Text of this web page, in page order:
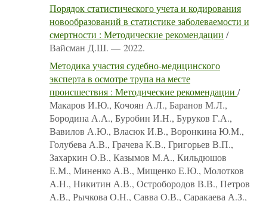
Порядок статистического учета и кодирования
новообразований в статистике заболеваемости и
смертности : Методические рекомендации /
Вайсман Д.Ш. — 2022.
Методика участия судебно-медицинского
эксперта в осмотре трупа на месте
происшествия : Методические рекомендации /
Макаров И.Ю., Кочоян А.Л., Баранов М.Л.,
Бородина А.А., Буробин И.Н., Буруков Г.А.,
Вавилов А.Ю., Власюк И.В., Воронкина Ю.М.,
Голубева А.В., Грачева К.В., Григорьев В.П.,
Захаркин О.В., Казымов М.А., Кильдюшов
Е.М., Миненко А.В., Мищенко Е.Ю., Молотков
А.Н., Никитин А.В., Остробородов В.В., Петров
А.В., Рычкова О.Н., Савва О.В., Саракаева А.З.,